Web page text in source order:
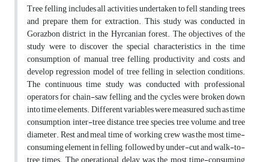
Tree felling includes all activities undertaken to fell standing trees
and prepare them for extraction. This study was conducted in
Gorazbon district in the Hyrcanian forest. The objectives of the
study were to discover the special characteristics in the time
consumption of manual tree felling, productivity and costs, and
develop regression model of tree felling in selection conditions.
The continuous time study was conducted with professional
operators for chain-saw felling and the cycles were broken down
into time elements. Different variables were measured such as time
consumption, inter-tree distance, tree species, tree volume, and tree
diameter. Rest and meal time of working crew was the most time-
consuming element in felling, followed by under-cut and walk-to-